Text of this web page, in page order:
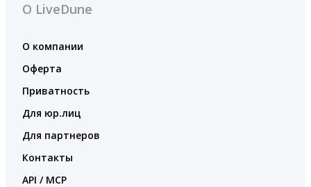
О LiveDune
О компании
Оферта
Приватность
Для юр.лиц
Для партнеров
Контакты
API / MCP